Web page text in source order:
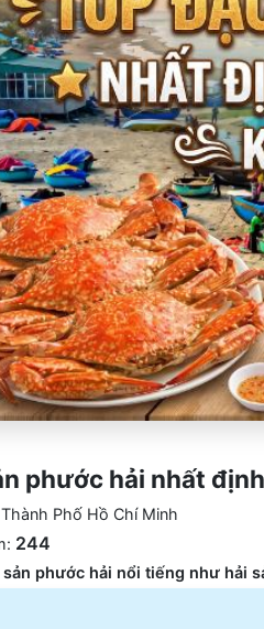
phước hải nhất
Phố Hồ Chí Minh
244
phước hải nổi tiếng như hải